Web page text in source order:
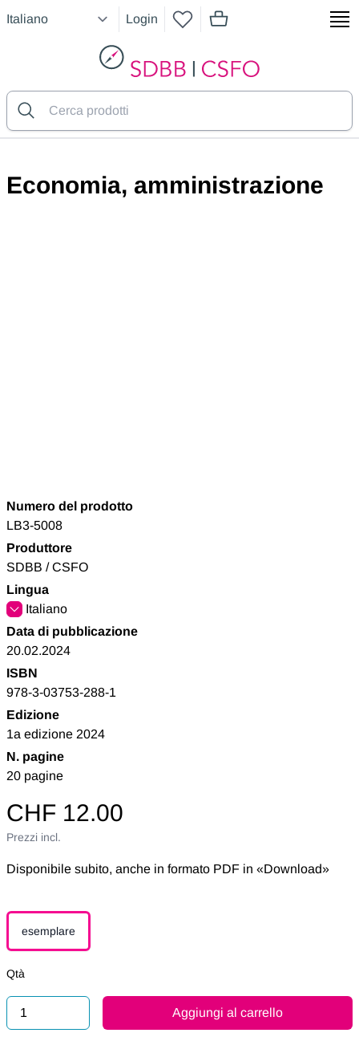
Login
articoli nel carrello,
SDBB
Economia, amministrazione
Numero del prodotto
LB3-5008
Produttore
SDBB / CSFO
Lingua
Italiano
Data di pubblicazione
20.02.2024
ISBN
978-3-03753-288-1
Edizione
1a edizione 2024
N. pagine
20 pagine
CHF 12.00
Prezzi incl.
Disponibile subito, anche in formato PDF in «Download»
esemplare
Qtà
Aggiungi al carrello